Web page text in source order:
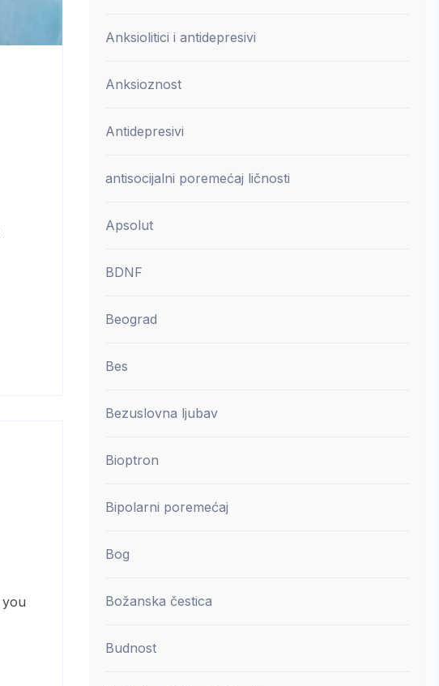
Anksiolitici i antidepresivi
Anksioznost
Antidepresivi
antisocijalni poremećaj ličnosti
Apsolut
BDNF
Beograd
Bes
Bezuslovna ljubav
Bioptron
Bipolarni poremećaj
Bog
Božanska čestica
Budnost